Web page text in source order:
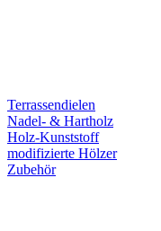
Terrassendielen
Nadel- & Hartholz
Holz-Kunststoff
modifizierte Hölzer
Zubehör